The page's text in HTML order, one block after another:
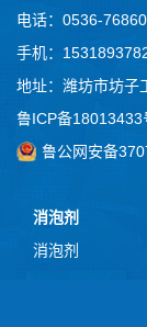
电话：0536-
手机：
地址：潍坊市坊子
鲁ICP备18013433
鲁公网安备
消泡剂
消泡剂